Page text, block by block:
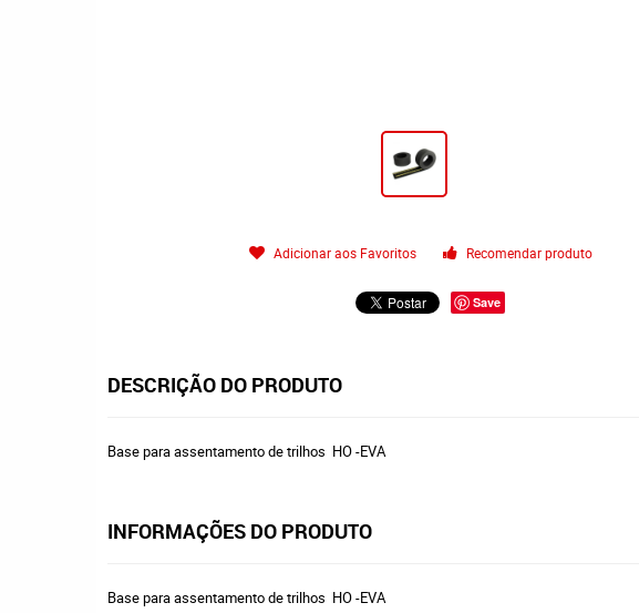
Adicionar aos Favoritos Recomendar produto
Save
DESCRIÇÃO DO PRODUTO
Base para assentamento de trilhos HO -EVA
INFORMAÇÕES DO PRODUTO
Base para assentamento de trilhos HO -EVA